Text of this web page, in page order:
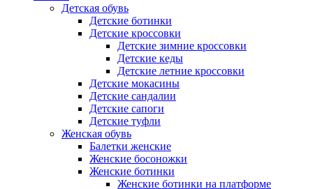
Детская обувь
Детские ботинки
Детские кроссовки
Детские зимние кроссовки
Детские кеды
Детские летние кроссовки
Детские мокасины
Детские сандалии
Детские сапоги
Детские туфли
Женская обувь
Балетки женские
Женские босоножки
Женские ботинки
Женские ботинки на платформе